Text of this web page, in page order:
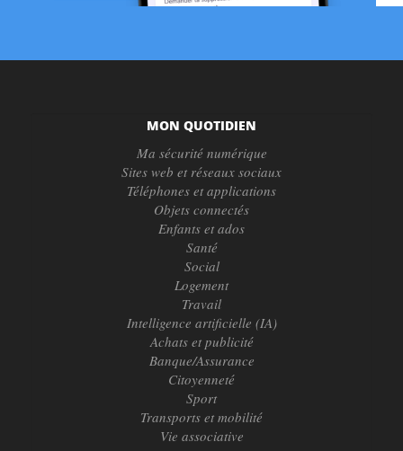
MON QUOTIDIEN
Ma sécurité numérique
Sites web et réseaux sociaux
Téléphones et applications
Objets connectés
Enfants et ados
Santé
Social
Logement
Travail
Intelligence artificielle (IA)
Achats et publicité
Banque/Assurance
Citoyenneté
Sport
Transports et mobilité
Vie associative